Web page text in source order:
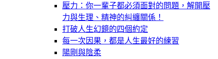
壓力：你一輩子都必須面對的問題，解開壓
力與生理、精神的糾纏關係！
打破人生幻鏡的四個約定
每一次因果，都是人生最好的練習
陽剛與陰柔